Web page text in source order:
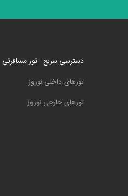
دسترسی سریع - تور مسافرتی
تورهای داخلی نوروز
تورهای خارجی نوروز